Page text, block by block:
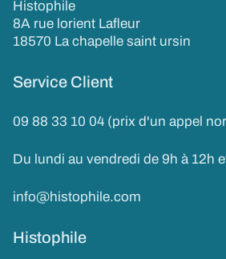
Histophile
8A rue lorient Lafleur
18570 La chapelle saint ursin
Service Client
09 88 33 10 04 (prix d'un appel
Du lundi au vendredi de 9h à 12h
info@histophile.com
Histophile